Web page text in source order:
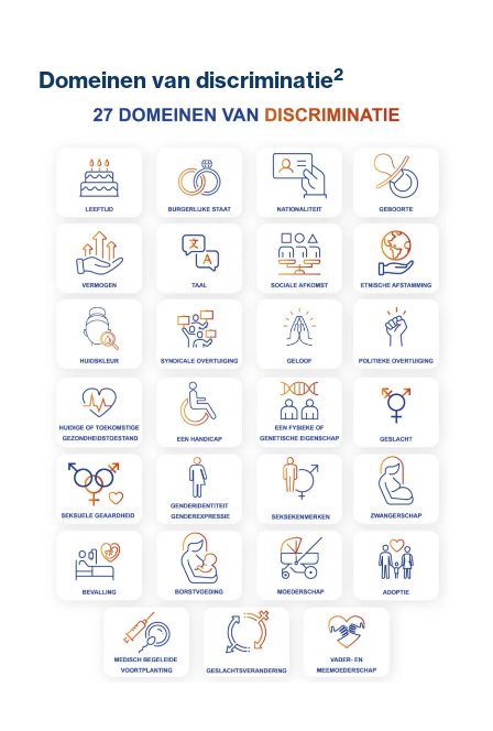
Domeinen van discriminatie2